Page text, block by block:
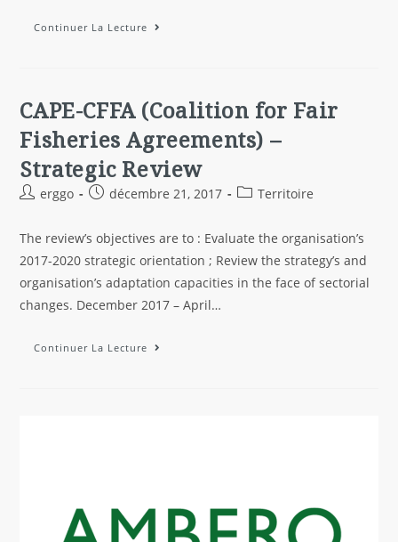
Continuer La Lecture
CAPE-CFFA (Coalition for Fair
Fisheries Agreements) –
Strategic Review
erggo décembre 21, 2017 Territoire
The review’s objectives are to : Evaluate the organisation’s
2017-2020 strategic orientation ; Review the strategy’s and
organisation’s adaptation capacities in the face of sectorial
changes. December 2017 – April…
Continuer La Lecture